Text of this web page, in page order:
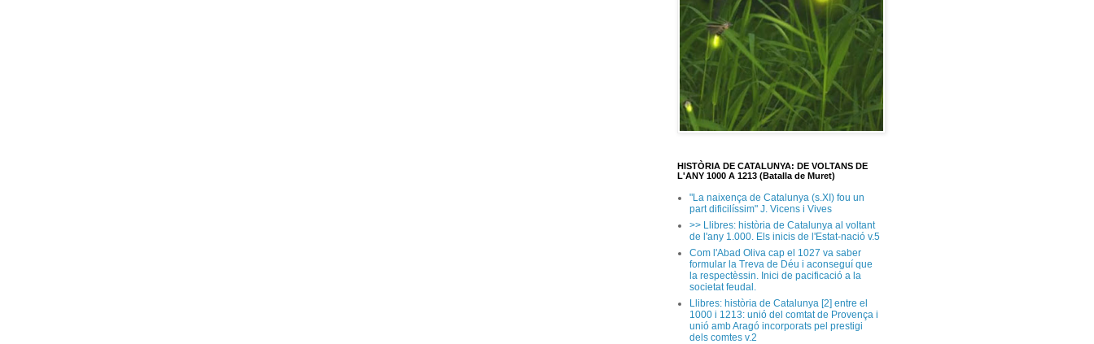
HISTÒRIA DE CATALUNYA: DE VOLTANS DE
L'ANY 1000 A 1213 (Batalla de Muret)
"La naixença de Catalunya (s.XI) fou un
part dificilíssim" J. Vicens i Vives
>> Llibres: història de Catalunya al voltant
de l'any 1.000. Els inicis de l'Estat-nació v.5
Com l'Abad Oliva cap el 1027 va saber
formular la Treva de Déu i aconseguí que
la respectèssin. Inici de pacificació a la
societat feudal.
Llibres: història de Catalunya [2] entre el
1000 i 1213: unió del comtat de Provença i
unió amb Aragó incorporats pel prestigi
dels comtes v.2